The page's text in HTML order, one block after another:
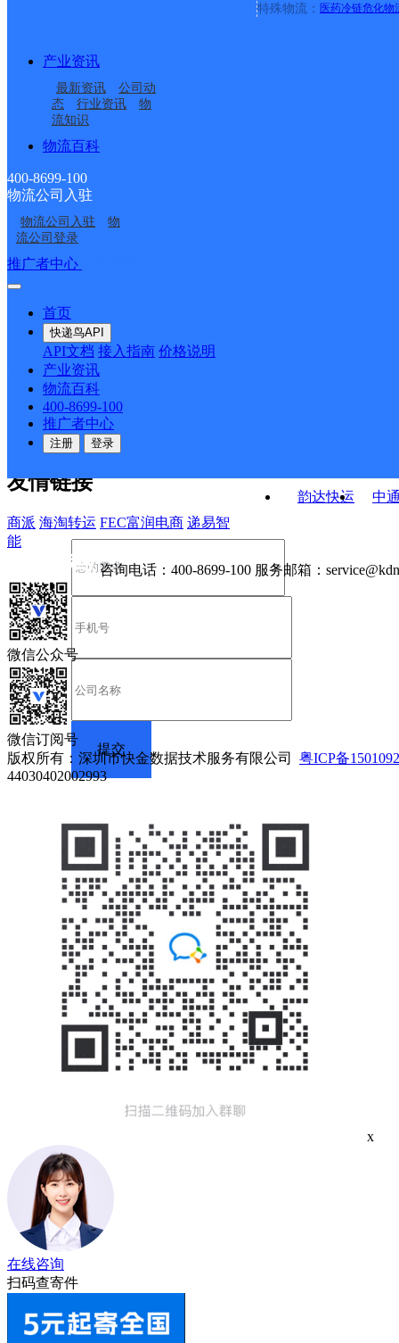
特殊物流： 医药冷链危化物
产业资讯
最新资讯
公司动
态
行业资讯
物
流知识
物流百科
400-8699-100
物流公司入驻
物流公司入驻
物
流公司登录
推广者中心
首页
快递鸟API
API文档 接入指南 价格说明
产业资讯
物流百科
400-8699-100
推广者中心
注册 登录
桃花服务部
肥西桃花镇
总部行政内件管理公司
合肥分部
安徽肥西县公司严店便
民寄存点分部
韵达国际进口安徽肥西
县公司
安徽肥西县公司
合肥肥西县明珠大道营
韵达快运
中
接口API
API接口 DEMO下载
关于我们
公司介绍 企业动态
合作伙伴 快递鸟接口服务协议
户隐私政策
友情链接
商派 海淘转运 FEC富润电商 递易智
能
咨询电话： 400-8699-100 服务邮箱：
微信公众号
微信订阅号
版权所有：深圳市快金数据技术服务有限公司 粤ICP备
44030402002993
x
在线咨询
扫码查寄件